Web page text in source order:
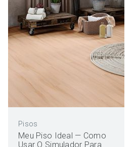
Pisos
Meu Piso Ideal — Como
Usar O Simulador Para